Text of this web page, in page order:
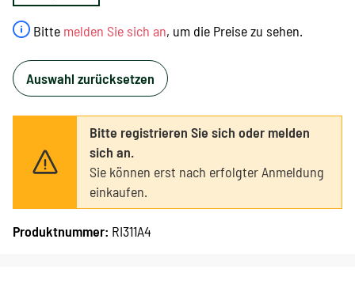
Bitte melden Sie sich an, um die Preise zu sehen.
Auswahl zurücksetzen
Bitte registrieren Sie sich oder melden
sich an.
Sie können erst nach erfolgter Anmeldung
einkaufen.
Produktnummer: RI311A4